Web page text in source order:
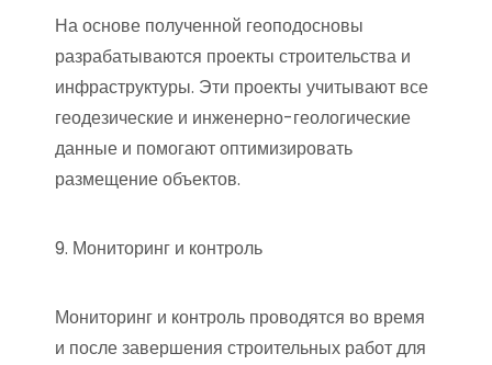
На основе полученной геоподосновы
разрабатываются проекты строительства и
инфраструктуры. Эти проекты учитывают все
геодезические и инженерно-геологические
данные и помогают оптимизировать
размещение объектов.
9. Мониторинг и контроль
Мониторинг и контроль проводятся во время
и после завершения строительных работ для